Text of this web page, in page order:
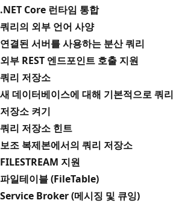
.NET Core 런타임 통합
쿼리의 외부 언어 사양
연결된 서버를 사용하는 분산 쿼리
외부 REST 엔드포인트 호출 지원
쿼리 저장소
새 데이터베이스에 대해 기본적으로 쿼리
저장소 켜기
쿼리 저장소 힌트
보조 복제본에서의 쿼리 저장소
FILESTREAM 지원
파일테이블 (FileTable)
Service Broker (메시징 및 큐잉)